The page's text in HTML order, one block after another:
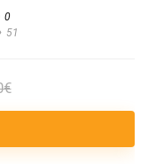
0
51